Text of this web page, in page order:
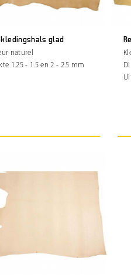
glad
naturel
1.25 - 1.5 en 2 - 2.5 mm